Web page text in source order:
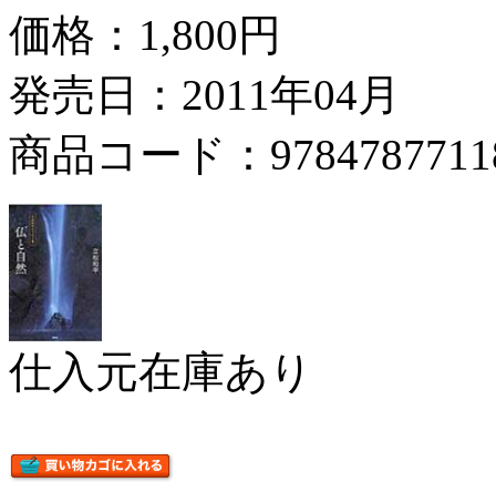
価格： 1,800円
発売日：2011年04月
商品コード：
仕入元在庫あり